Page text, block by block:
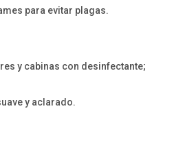
para evitar plagas.
y cabinas con desinfectante;
y aclarado.